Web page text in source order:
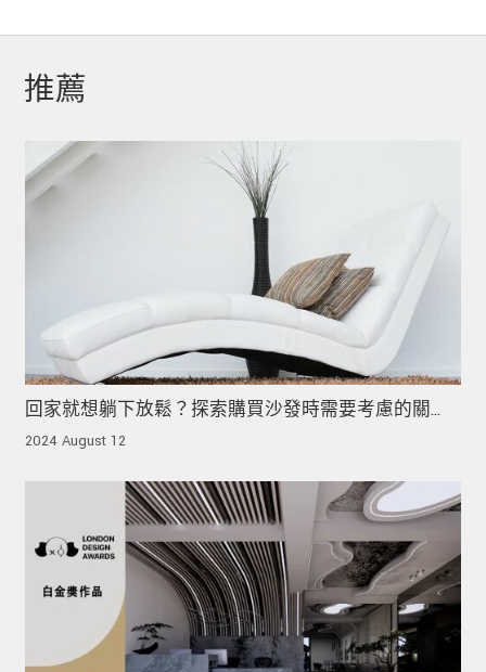
推薦
回家就想躺下放鬆？探索購買沙發時需要考慮的關
鍵！
2024 August 12